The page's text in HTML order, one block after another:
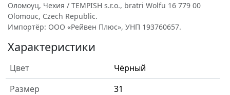
Оломоуц, Чехия / TEMPISH s.r.o., bratri Wolfu 16 779 00
Olomouc, Czech Republic.
Импортёр: ООО «Рейвен Плюс», УНП 193760657.
Характеристики
Цвет
Чёрный
Размер
31